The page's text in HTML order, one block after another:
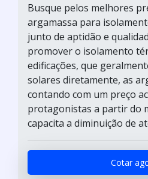
Busque pelos melhores
argamassa para
junto de aptidão e
promover o isolamento
edificações, que
solares diretamente, as
contando com um preço
protagonistas a partir do
capacita a diminuição de
Cotar